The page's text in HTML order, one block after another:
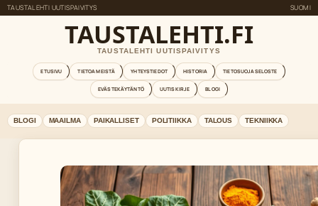
TAUSTALEHTI UUTISPAIVITYS SUOMI
TAUSTALEHTI.FI
TAUSTALEHTI UUTISPAIVITYS
ETUSIVU TIETOA MEISTÄ YHTEYSTIEDOT HISTORIA TIETOSUOJASELOSTE
EVÄSTEKÄYTÄNTÖ UUTISKIRJE BLOGI
BLOGI MAAILMA PAIKALLISET POLITIIKKA TALOUS TEKNIIKKA